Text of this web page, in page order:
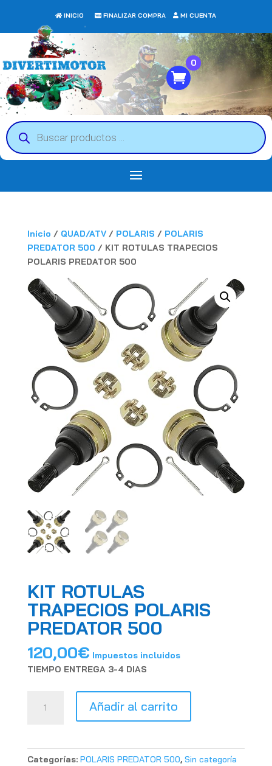
INICIO FINALIZAR COMPRA MI CUENTA
Búsqueda
de
productos
0
Inicio / QUAD/ATV/ POLARIS / POLARIS
PREDATOR 500 / KIT ROTULAS TRAPECIOS
POLARIS PREDATOR 500
KIT ROTULAS
TRAPECIOS POLARIS
PREDATOR 500
120,00€ Impuestos incluidos
TIEMPO ENTREGA 3-4 DIAS
ROTULAS
TRAPECIOS
PREDATOR
Añadir al carrito
Categorías: POLARIS PREDATOR 500, Sin categoría